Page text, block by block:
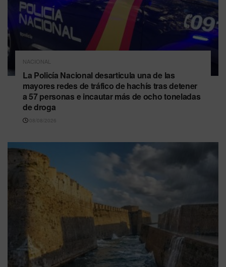
NACIONAL
La Policía Nacional desarticula una de las
mayores redes de tráfico de hachís tras detener
a 57 personas e incautar más de ocho toneladas
de droga
08/08/2026